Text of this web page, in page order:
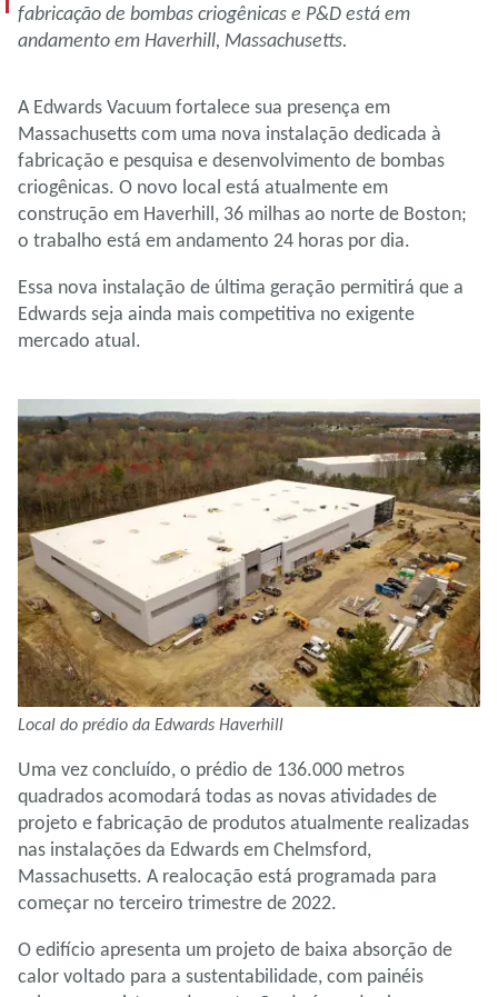
fabricação de bombas criogênicas e P&D está em
andamento em Haverhill, Massachusetts.
A Edwards Vacuum fortalece sua presença em
Massachusetts com uma nova instalação dedicada à
fabricação e pesquisa e desenvolvimento de bombas
criogênicas. O novo local está atualmente em
construção em Haverhill, 36 milhas ao norte de Boston;
o trabalho está em andamento 24 horas por dia.
Essa nova instalação de última geração permitirá que a
Edwards seja ainda mais competitiva no exigente
mercado atual.
Local do prédio da Edwards Haverhill
Uma vez concluído, o prédio de 136.000 metros
quadrados acomodará todas as novas atividades de
projeto e fabricação de produtos atualmente realizadas
nas instalações da Edwards em Chelmsford,
Massachusetts. A realocação está programada para
começar no terceiro trimestre de 2022.
O edifício apresenta um projeto de baixa absorção de
calor voltado para a sustentabilidade, com painéis